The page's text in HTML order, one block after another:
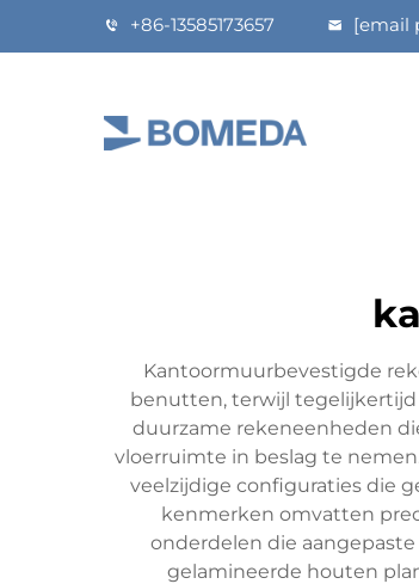
+86-13585173657 [email
Kantoormuurbevestigde
benutten, terwijl tegelijkertijd
duurzame rekeneenheden
vloerruimte in beslag te
veelzijdige configuraties die
kenmerken omvatten
onderdelen die
gelamineerde houten